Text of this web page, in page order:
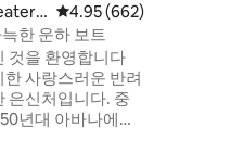
평점 4.95점(5점 만점),
4.95 (662)
한 운하 보트
것을 환영합니다
사랑스러운 반려
은신처입니다. 중
년대 아바나에서